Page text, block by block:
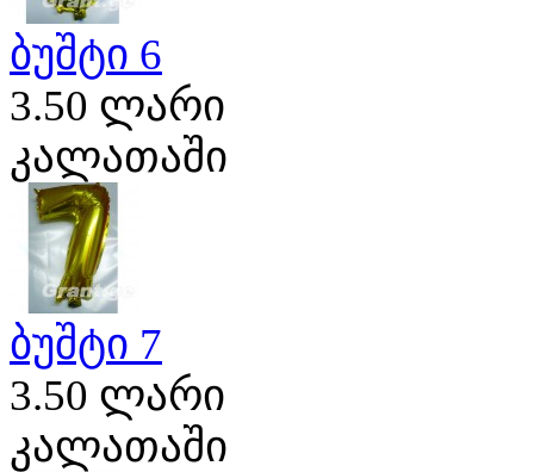
ბუშტი 6
3.50 ლარი
კალათაში
ბუშტი 7
3.50 ლარი
კალათაში